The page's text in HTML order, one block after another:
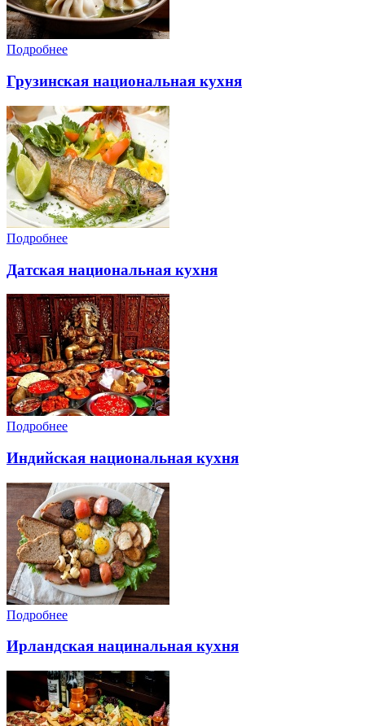
Подробнее
Грузинская национальная кухня
Подробнее
Датская национальная кухня
Подробнее
Индийская национальная кухня
Подробнее
Ирландская нацинальная кухня